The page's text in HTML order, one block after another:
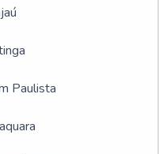
Paulista